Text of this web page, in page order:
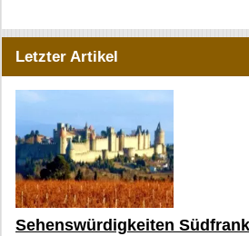
Letzter Artikel
Sehenswürdigkeiten